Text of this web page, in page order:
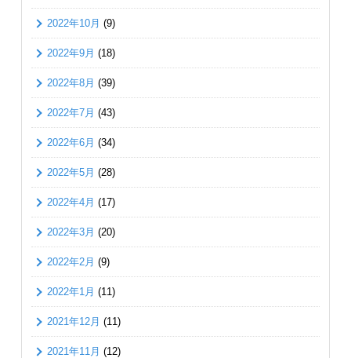
2022年10月 (9)
2022年9月 (18)
2022年8月 (39)
2022年7月 (43)
2022年6月 (34)
2022年5月 (28)
2022年4月 (17)
2022年3月 (20)
2022年2月 (9)
2022年1月 (11)
2021年12月 (11)
2021年11月 (12)